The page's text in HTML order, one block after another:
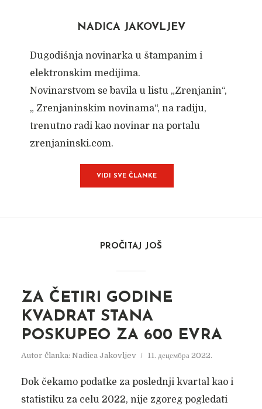
NADICA JAKOVLJEV
Dugodišnja novinarka u štampanim i
elektronskim medijima.
Novinarstvom se bavila u listu „Zrenjanin“,
„ Zrenjaninskim novinama“, na radiju,
trenutno radi kao novinar na portalu
zrenjaninski.com.
VIDI SVE ČLANKE
PROČITAJ JOŠ
ZA ČETIRI GODINE
KVADRAT STANA
POSKUPEO ZA 600 EVRA
Autor članka: Nadica Jakovljev 11. децембра 2022.
Dok čekamo podatke za poslednji kvartal kao i
statistiku za celu 2022, nije zgoreg pogledati